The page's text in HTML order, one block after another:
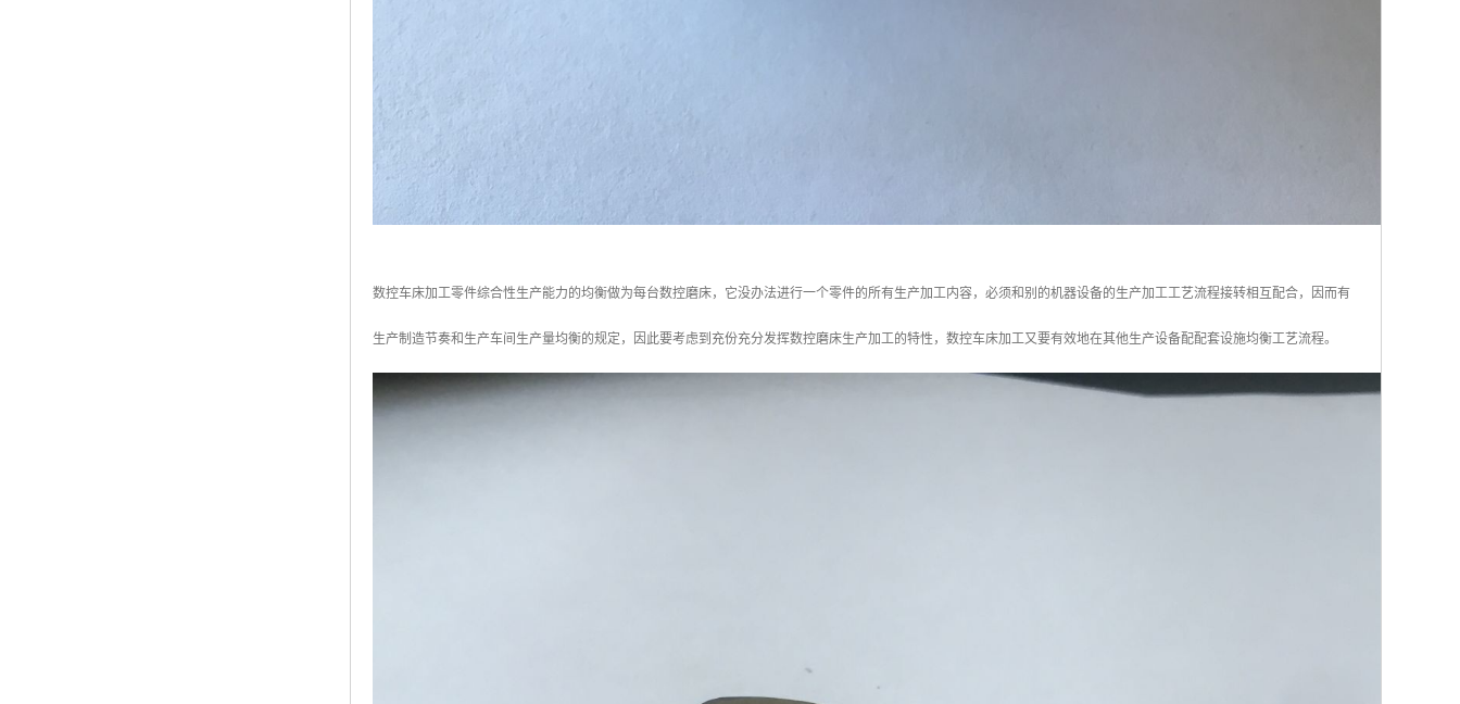
数控车床加工零件综合性生产能力的均衡做为每台数控磨床，它没办法进行一个零件的所有生产加工内容，必须和别的机器设备的生产加工工艺流程接转相互配合，因而有
生产制造节奏和生产车间生产量均衡的规定，因此要考虑到充份充分发挥数控磨床生产加工的特性，数控车床加工又要有效地在其他生产设备配配套设施均衡工艺流程。